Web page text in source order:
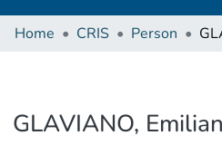
Home CRIS Person
GLAVIANO,